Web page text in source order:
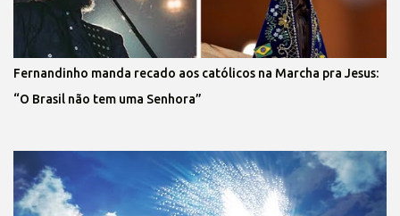
Fernandinho manda recado aos católicos na Marcha pra Jesus:
“O Brasil não tem uma Senhora”